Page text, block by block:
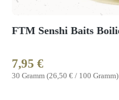
FTM Senshi Baits
30 Gramm (26,50 € / 100 Gramm)
Regulärer Preis:
7,95 €